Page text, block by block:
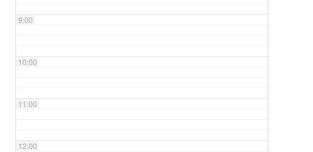
9:00
10:00
11:00
12:00